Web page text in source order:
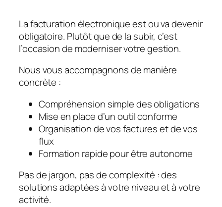
La facturation électronique est ou va devenir
obligatoire. Plutôt que de la subir, c’est
l’occasion de moderniser votre gestion.
Nous vous accompagnons de manière
concrète :
Compréhension simple des obligations
Mise en place d’un outil conforme
Organisation de vos factures et de vos
flux
Formation rapide pour être autonome
Pas de jargon, pas de complexité : des
solutions adaptées à votre niveau et à votre
activité.